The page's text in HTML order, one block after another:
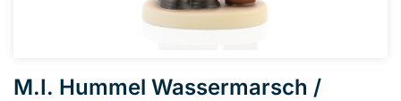
M.I. Hummel Wassermarsch /